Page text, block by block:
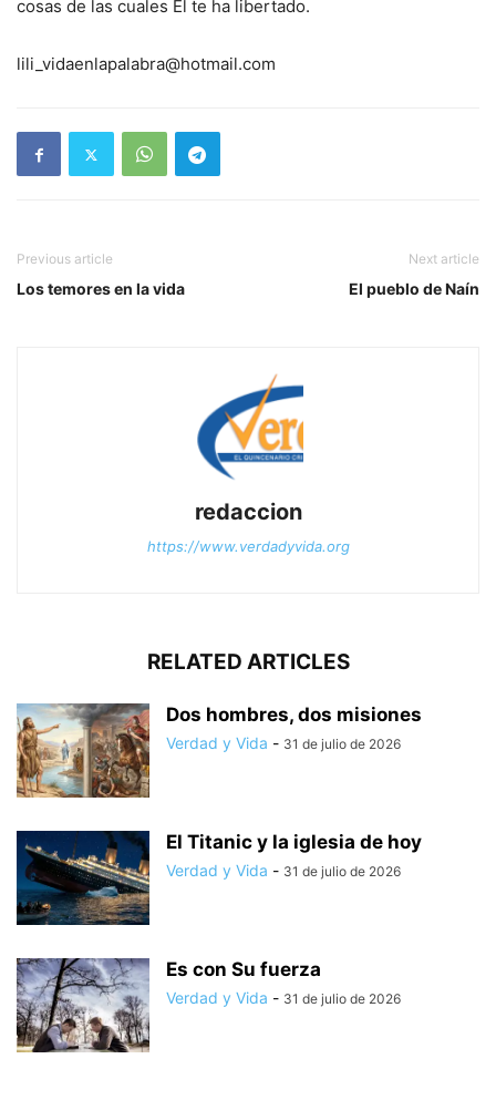
cosas de las cuales Él te ha libertado.
lili_vidaenlapalabra@hotmail.com
Previous article
Los temores en la vida
Next article
El pueblo de Naín
redaccion
https://www.verdadyvida.org
RELATED ARTICLES
Dos hombres, dos misiones
Verdad y Vida - 31 de julio de 2026
El Titanic y la iglesia de hoy
Verdad y Vida - 31 de julio de 2026
Es con Su fuerza
Verdad y Vida - 31 de julio de 2026